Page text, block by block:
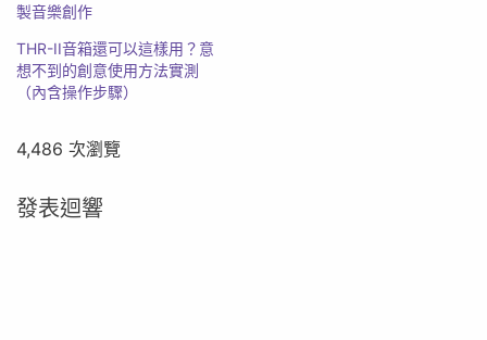
製音樂創作
THR-II音箱還可以這樣用？意
想不到的創意使用方法實測
（內含操作步驟）
4,486 次瀏覽
發表迴響